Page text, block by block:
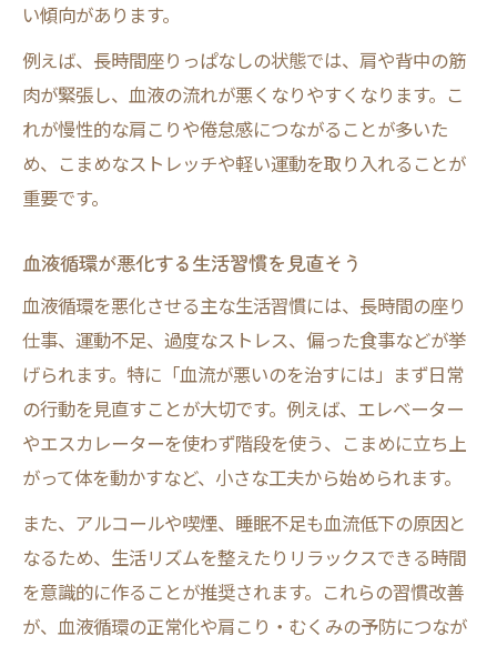
い傾向があります。
例えば、長時間座りっぱなしの状態では、肩や背中の筋
肉が緊張し、血液の流れが悪くなりやすくなります。こ
れが慢性的な肩こりや倦怠感につながることが多いた
め、こまめなストレッチや軽い運動を取り入れることが
重要です。
血液循環が悪化する生活習慣を見直そう
血液循環を悪化させる主な生活習慣には、長時間の座り
仕事、運動不足、過度なストレス、偏った食事などが挙
げられます。特に「血流が悪いのを治すには」まず日常
の行動を見直すことが大切です。例えば、エレベーター
やエスカレーターを使わず階段を使う、こまめに立ち上
がって体を動かすなど、小さな工夫から始められます。
また、アルコールや喫煙、睡眠不足も血流低下の原因と
なるため、生活リズムを整えたりリラックスできる時間
を意識的に作ることが推奨されます。これらの習慣改善
が、血液循環の正常化や肩こり・むくみの予防につなが